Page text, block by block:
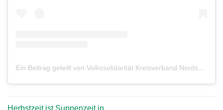
Ein Beitrag geteilt von Volkssolidarität Kreisverband Nordsachsen e.V. (@vsnordsachsen)